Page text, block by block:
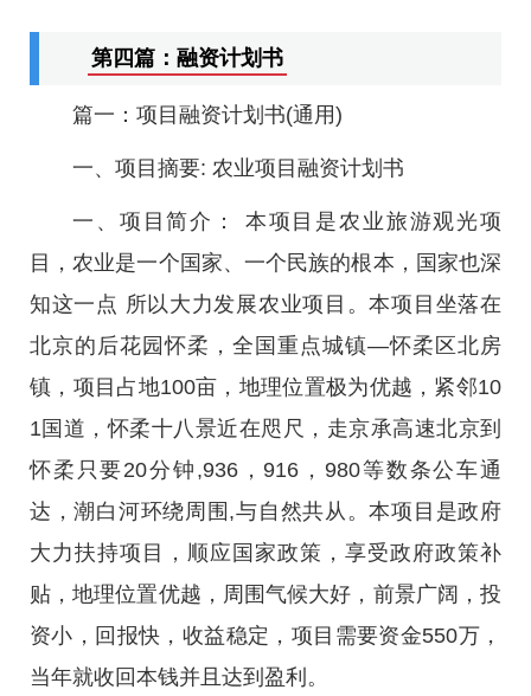
第四篇：融资计划书
篇一：项目融资计划书(通用)
一、项目摘要: 农业项目融资计划书
一、项目简介： 本项目是农业旅游观光项
目，农业是一个国家、一个民族的根本，国家也深
知这一点 所以大力发展农业项目。本项目坐落在
北京的后花园怀柔，全国重点城镇—怀柔区北房
镇，项目占地100亩，地理位置极为优越，紧邻10
1国道，怀柔十八景近在咫尺，走京承高速北京到
怀柔只要20分钟,936，916，980等数条公车通
达，潮白河环绕周围,与自然共从。本项目是政府
大力扶持项目，顺应国家政策，享受政府政策补
贴，地理位置优越，周围气候大好，前景广阔，投
资小，回报快，收益稳定，项目需要资金550万，
当年就收回本钱并且达到盈利。